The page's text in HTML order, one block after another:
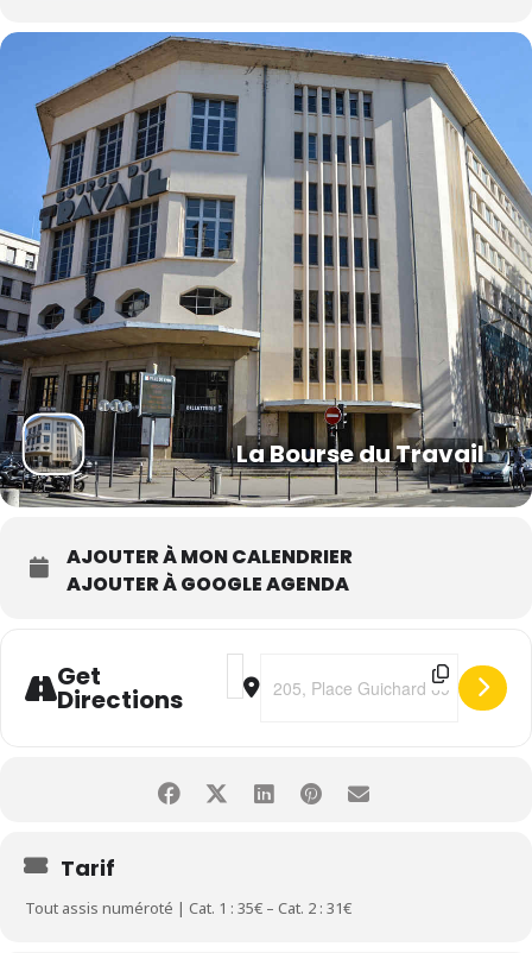
La Bourse du Travail
AJOUTER À MON CALENDRIER
AJOUTER À GOOGLE AGENDA
Get
Directions
Address - Constance • Pot Pourri
Destination Address - Constance
Tarif
Tout assis numéroté | Cat. 1 : 35€ – Cat. 2 : 31€